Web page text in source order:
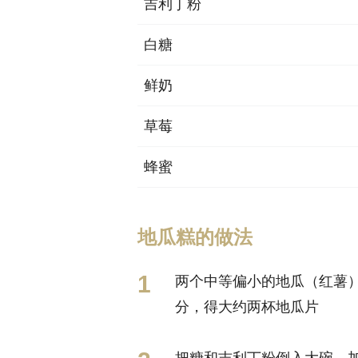
吉利丁粉
白糖
鲜奶
草莓
蜂蜜
地瓜糕的做法
两个中等偏小的地瓜（红薯
分，得大约两杯地瓜片